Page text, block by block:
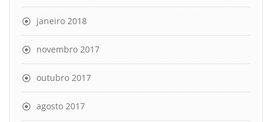
janeiro 2018
novembro 2017
outubro 2017
agosto 2017